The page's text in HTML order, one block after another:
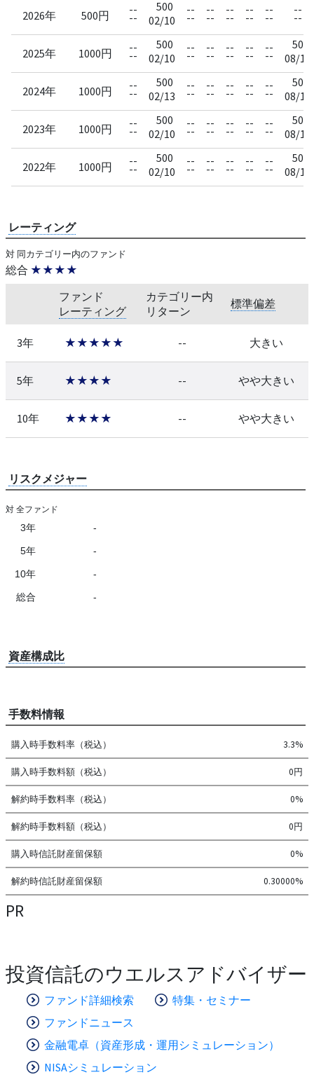
2026年 500円 --
--
500
02/10
--
--
--
--
--
--
--
--
--
--
--
--
2025年 1000円 --
--
500
02/10
--
--
--
--
--
--
--
--
--
--
500
08/12
2024年 1000円 --
--
500
02/13
--
--
--
--
--
--
--
--
--
--
500
08/13
2023年 1000円 --
--
500
02/10
--
--
--
--
--
--
--
--
--
--
500
08/10
2022年 1000円 --
--
500
02/10
--
--
--
--
--
--
--
--
--
--
500
08/10
レーティング
対 同カテゴリー内のファンド
総合 ★★★★
ファンド
レーティング
カテゴリー内
リターン
標準偏差
3年 ★★★★★ -- 大きい
5年 ★★★★ -- やや大きい
10年 ★★★★ -- やや大きい
リスクメジャー
対 全ファンド
3年 -
5年 -
10年 -
総合 -
資産構成比
手数料情報
購入時手数料率（税込） 3.3%
購入時手数料額（税込） 0円
解約時手数料率（税込） 0%
解約時手数料額（税込） 0円
購入時信託財産留保額 0%
解約時信託財産留保額 0.30000%
PR
投資信託のウエルスアドバイザー
ファンド詳細検索
特集・セミナー
ファンドニュース
金融電卓（資産形成・運用シミュレーション）
NISAシミュレーション